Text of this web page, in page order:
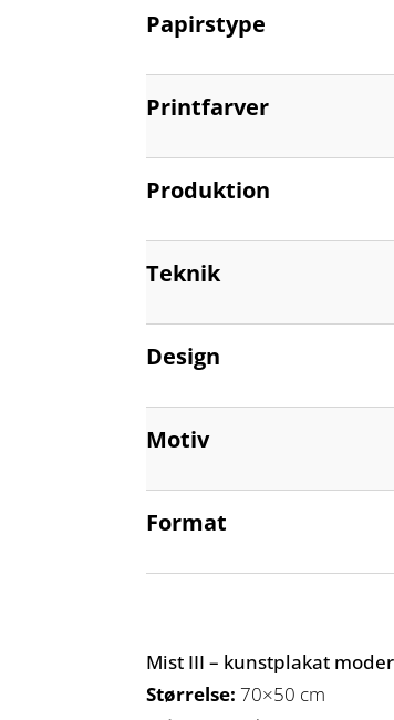
Papirstype
Printfarver
Produktion
Teknik
Design
Motiv
Format
Mist III – kunstplakat
Størrelse: 70×50 cm